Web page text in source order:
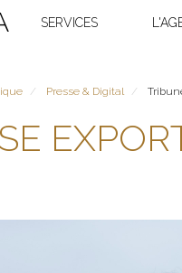
SERVICES
Presse & Digital